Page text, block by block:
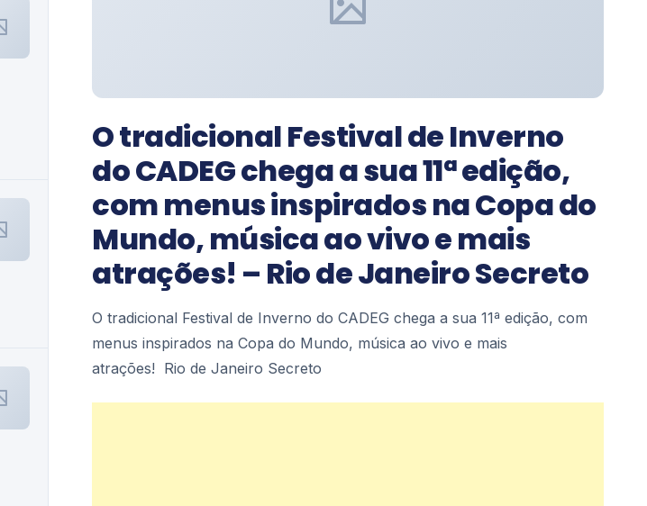
O tradicional Festival de Inverno
do CADEG chega a sua 11ª edição,
com menus inspirados na Copa do
Mundo, música ao vivo e mais
atrações! – Rio de Janeiro Secreto
O tradicional Festival de Inverno do CADEG chega a sua 11ª edição, com
menus inspirados na Copa do Mundo, música ao vivo e mais
atrações! Rio de Janeiro Secreto